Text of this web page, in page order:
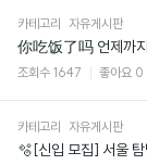
카테고리 자유게시판
你吃饭了吗 언제까
조회수 1647 좋아요 0
카테고리 자유게시판
🫧[신입 모집] 서울